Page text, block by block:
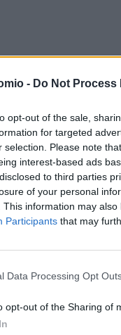
- Do Not
opt-out of the sale,
for targeted
selection. Please note
interest-based ads
to third parties
of your personal
This information may
Participants that may
Data Processing Opt
opt-out of the Sharing of
τα δίχτυα
δυο νέες